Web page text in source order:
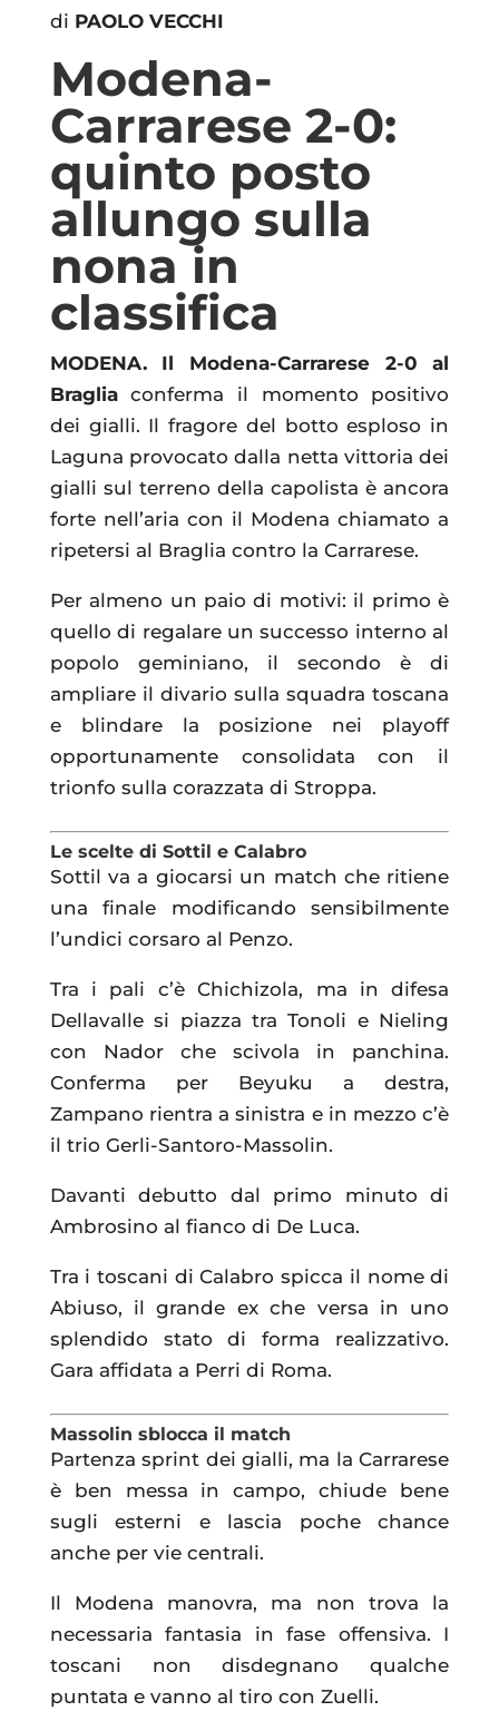
di PAOLO VECCHI
Modena-
Carrarese 2-0:
quinto posto
allungo sulla
nona in
classifica
MODENA. Il Modena-Carrarese 2-0 al
Bragliaconferma il momento positivo
dei gialli. Il fragore del botto esploso in
Laguna provocato dalla netta vittoria dei
gialli sul terreno della capolista è ancora
forte nell’aria con il Modena chiamato a
ripetersi al Braglia contro la Carrarese.
Per almeno un paio di motivi: il primo è
quello di regalare un successo interno al
popolo geminiano, il secondo è di
ampliare il divario sulla squadra toscana
e blindare la posizione nei playoff
opportunamente consolidata con il
trionfo sulla corazzata di Stroppa.
Le scelte di Sottil e Calabro
Sottil va a giocarsi un match che ritiene
una finale modificando sensibilmente
l’undici corsaro al Penzo.
Tra i pali c’è Chichizola, ma in difesa
Dellavalle si piazza tra Tonoli e Nieling
con Nador che scivola in panchina.
Conferma per Beyuku a destra,
Zampano rientra a sinistra e in mezzo c’è
il trio Gerli-Santoro-Massolin.
Davanti debutto dal primo minuto di
Ambrosino al fianco di De Luca.
Tra i toscani di Calabro spicca il nome di
Abiuso, il grande ex che versa in uno
splendido stato di forma realizzativo.
Gara affidata a Perri di Roma.
Massolin sblocca il match
Partenza sprint dei gialli, ma la Carrarese
è ben messa in campo, chiude bene
sugli esterni e lascia poche chance
anche per vie centrali.
Il Modena manovra, ma non trova la
necessaria fantasia in fase offensiva. I
toscani non disdegnano qualche
puntata e vanno al tiro con Zuelli.